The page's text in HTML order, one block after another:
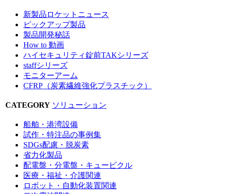
新製品ロケットニュース
ピックアップ製品
製品開発秘話
How to 動画
ハイセキュリティ錠前TAKシリーズ
staffシリーズ
モニターアーム
CFRP（炭素繊維強化プラスチック）
CATEGORY ソリューション
船舶・港湾設備
試作・特注品の事例集
SDGs配慮・脱炭素
省力化製品
配電盤・分電盤・キュービクル
医療・福祉・介護関連
ロボット・自動化装置関連